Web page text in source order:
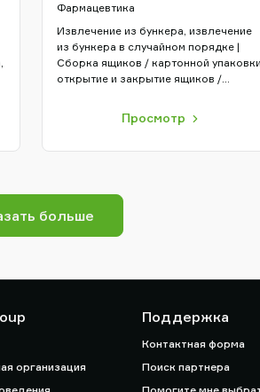
Фармацевтика
Извлечение из бункера, извлечение
из бункера в случайном порядке |
Сборка ящиков / картонной
открытие и закрытие ящиков /
перемещение с упаковкой роботами
Просмотр
больше
организация
Поддержка
Контактная форма
Поиск партнера